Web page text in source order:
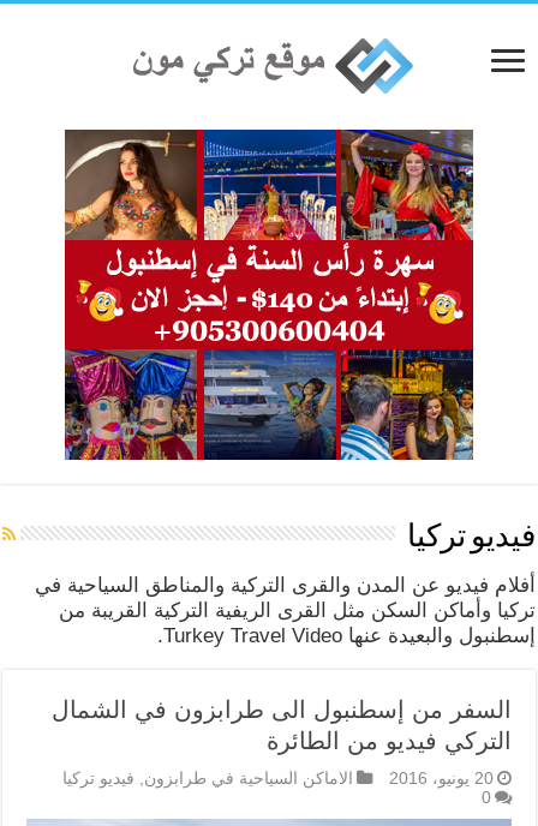
فيديو تركيا
أفلام فيديو عن المدن والقرى التركية والمناطق السياحية في
تركيا وأماكن السكن مثل القرى الريفية التركية القريبة من
إسطنبول والبعيدة عنها Turkey Travel Video.
السفر من إسطنبول الى طرابزون في الشمال
التركي فيديو من الطائرة
20 يونيو، 2016 الاماكن السياحية في طرابزون
فيديو تركيا
0